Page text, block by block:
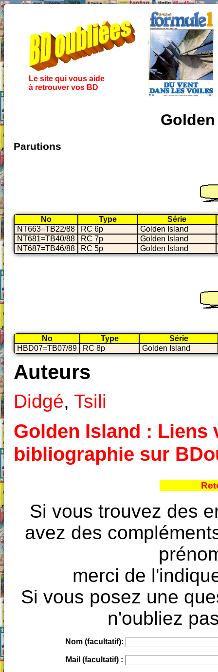
Le site qui vous aide
à retrouver vos BD
Parutions
No Type
Série
NT663=TB22/88
RC 6p
Golden Island
NT681=TB40/88
RC 7p
Golden Island
NT687=TB46/88
RC 5p Golden Island
No Type
Série
HBD07=TB07/89
RC 8p Golden Island
Auteurs
Didgé, Tsili
Golden Island : Liens
bibliographie sur
Si vous trouvez des
avez des
merci de
Si vous posez une
n'oubliez
Nom (facultatif):
Mail (facultatif) :